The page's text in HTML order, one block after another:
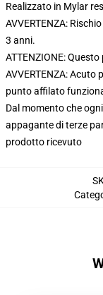
Realizzato in Mylar
AVVERTENZA:
3 anni.
ATTENZIONE:
AVVERTENZA:
punto affilato
Dal momento che
appagante di terze
prodotto ricevuto